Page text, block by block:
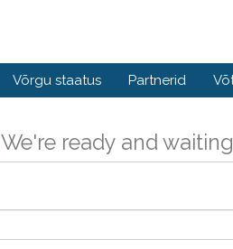
Võrgu staatus Partnerid
We're ready and